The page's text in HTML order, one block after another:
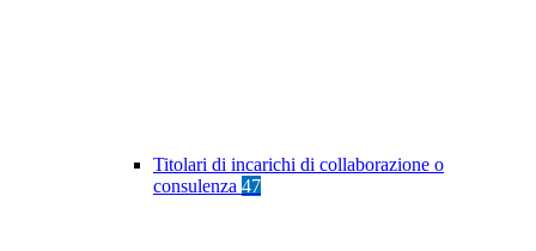
Titolari di incarichi di collaborazione o
consulenza 47